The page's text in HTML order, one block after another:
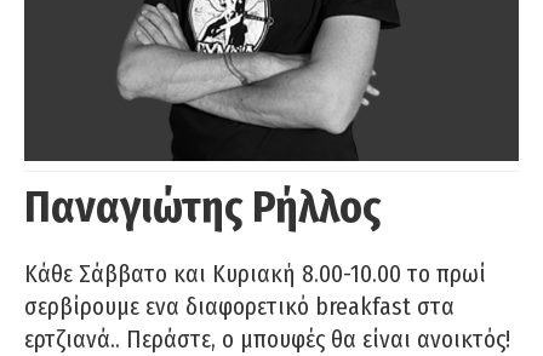
Παναγιώτης Ρήλλος
Κάθε Σάββατο και Κυριακή 8.00-10.00 το πρωί
σερβίρουμε ενα διαφορετικό breakfast στα
ερτζιανά.. Περάστε, ο μπουφές θα είναι ανοικτός!